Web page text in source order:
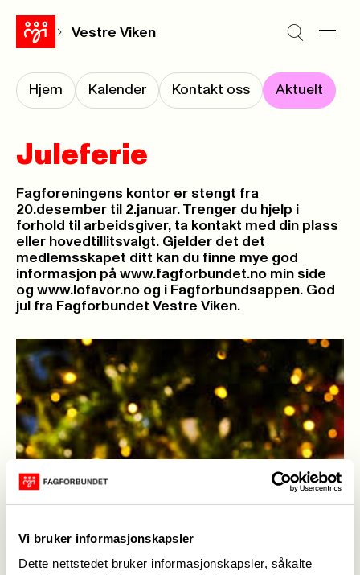
Vi bruker informasjonskapsler
Dette nettstedet bruker informasjonskapsler, såkalte
Vestre Viken
Hjem Kalender Kontakt oss Aktuelt
Juleferie
Fagforeningens kontor er stengt fra
20.desember til 2.januar. Trenger du hjelp i
forhold til arbeidsgiver, ta kontakt med din plass
eller hovedtillitsvalgt. Gjelder det det
medlemsskapet ditt kan du finne mye god
informasjon på www.fagforbundet.no min side
og www.lofavor.no og i Fagforbundsappen. God
jul fra Fagforbundet Vestre Viken.